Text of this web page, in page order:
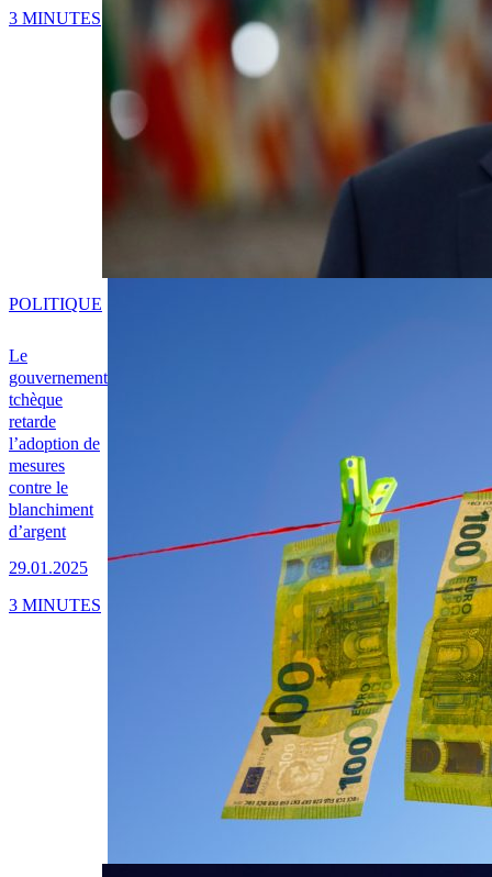
3 MINUTES
Le
gouvernement
tchèque
retarde
l’adoption de
mesures
contre le
blanchiment
d’argent
29.01.2025
POLITIQUE
3 MINUTES